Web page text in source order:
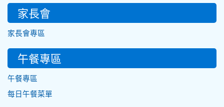
家長會
家長會專區
午餐專區
午餐專區
每日午餐菜單